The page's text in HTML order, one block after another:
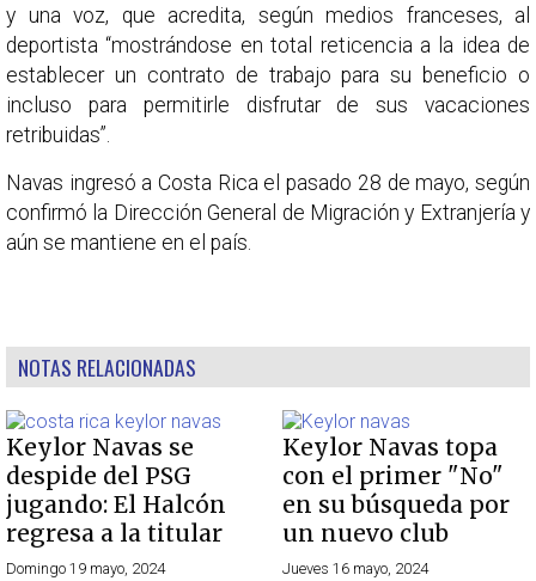
y una voz, que acredita, según medios franceses, al
deportista “mostrándose en total reticencia a la idea de
establecer un contrato de trabajo para su beneficio o
incluso para permitirle disfrutar de sus vacaciones
retribuidas”.
Navas ingresó a Costa Rica el pasado 28 de mayo, según
confirmó la Dirección General de Migración y Extranjería y
aún se mantiene en el país.
NOTAS RELACIONADAS
Keylor Navas se
despide del PSG
jugando: El Halcón
regresa a la titular
Domingo 19 mayo, 2024
Keylor Navas topa
con el primer "No"
en su búsqueda por
un nuevo club
Jueves 16 mayo, 2024